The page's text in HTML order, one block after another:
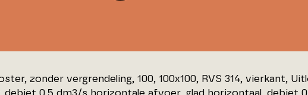
zonder vergrendeling, 100, 100x100, RVS 314, vierkant,
debiet 0,5 dm3/s horizontale afvoer, glad horizontaal, debiet